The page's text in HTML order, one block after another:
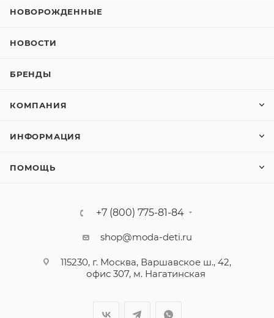
НОВОРОЖДЕННЫЕ
НОВОСТИ
БРЕНДЫ
КОМПАНИЯ
ИНФОРМАЦИЯ
ПОМОЩЬ
+7 (800) 775-81-84
shop@moda-deti.ru
115230, г. Москва, Варшавское ш., 42,
офис 307, м. Нагатинская